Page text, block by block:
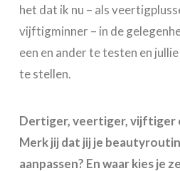
het dat ik nu – als
vijftigminner – in de
een en ander te testen en
te stellen.
Dertiger, veertiger, vijftiger
Merk jij dat jij je
aanpassen? En waar kies je